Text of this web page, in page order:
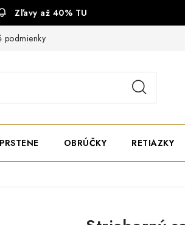
Zľavy až 40% TU
podmienky
PRSTENE OBRÚČKY RETIAZKY